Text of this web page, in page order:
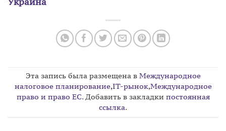
Эта запись была размещена в Международное
налоговое планирование,IT-рынок,Международное
право и право ЕС. Добавить в закладки постоянная
ссылка.